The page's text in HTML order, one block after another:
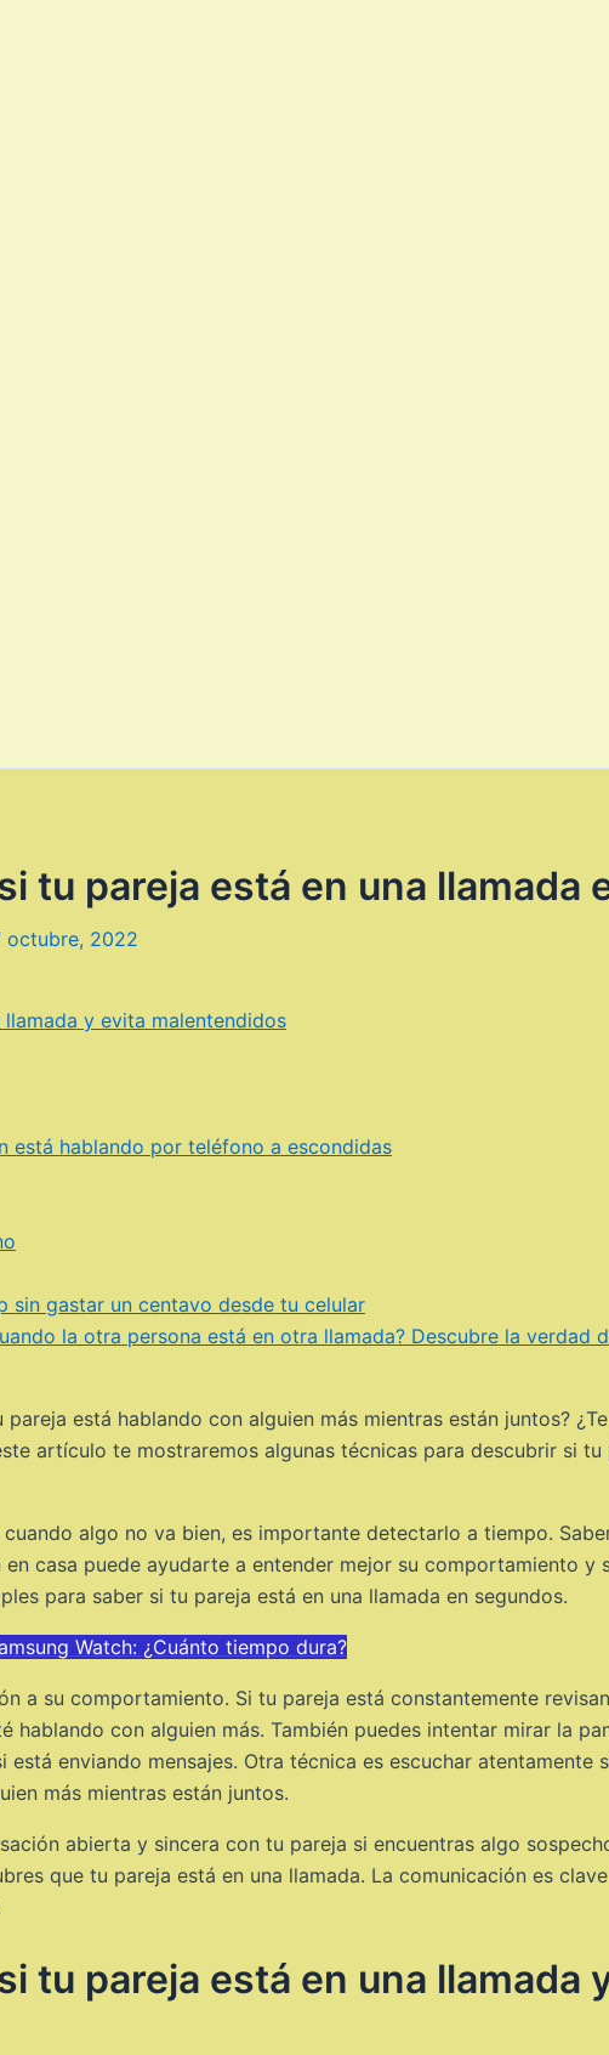
tu pareja está en una llamada
octubre, 2022
y evita malentendidos
está hablando por teléfono a escondidas
sin gastar un centavo desde tu celular
la otra persona está en otra llamada? Descubre la verdad
está hablando con alguien más mientras están juntos?
artículo te mostraremos algunas técnicas para descubrir si
algo no va bien, es importante detectarlo a tiempo.
casa puede ayudarte a entender mejor su comportamiento y
para saber si tu pareja está en una llamada en segundos.
Watch: ¿Cuánto tiempo dura?
a su comportamiento. Si tu pareja está constantemente
hablando con alguien más. También puedes intentar mirar la
enviando mensajes. Otra técnica es escuchar atentamente
más mientras están juntos.
abierta y sincera con tu pareja si encuentras algo
que tu pareja está en una llamada. La comunicación es
tu pareja está en una llamada